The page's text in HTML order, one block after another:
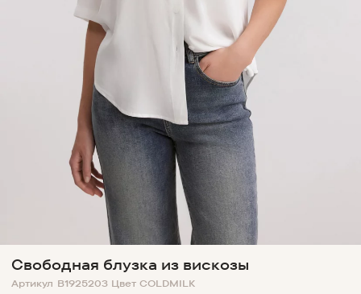
Свободная блузка из вискозы
Артикул B1925203 Цвет COLDMILK